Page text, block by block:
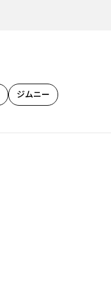
ジムニー